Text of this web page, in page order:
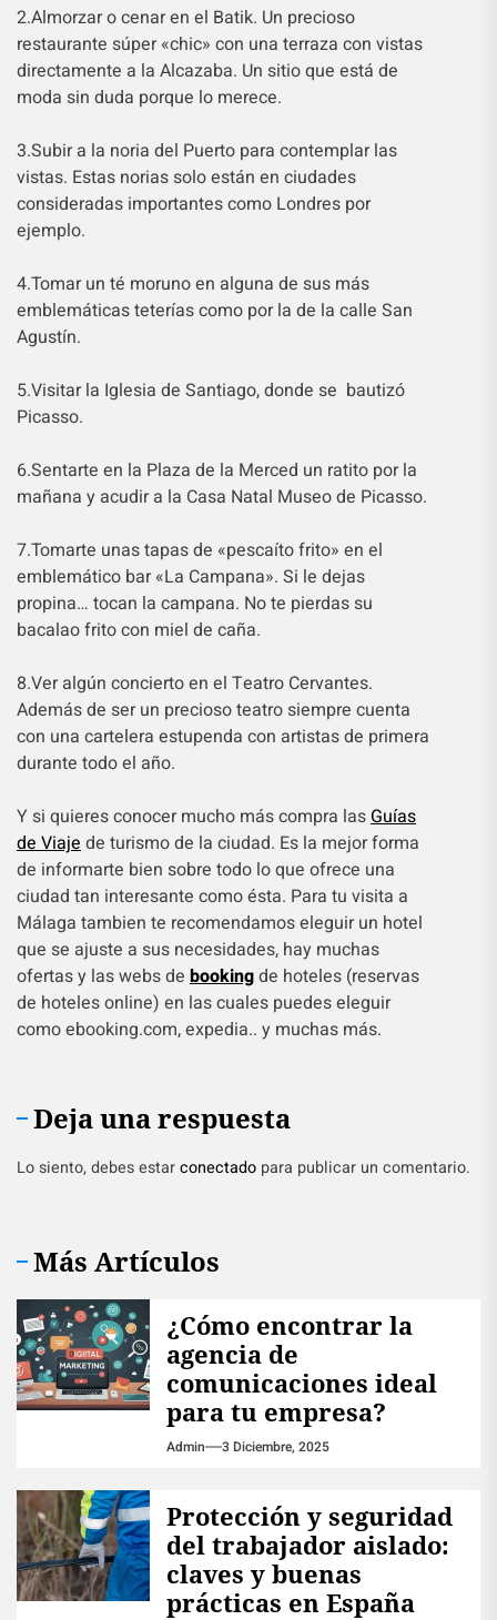
2.Almorzar o cenar en el Batik. Un precioso
restaurante súper «chic» con una terraza con vistas
directamente a la Alcazaba. Un sitio que está de
moda sin duda porque lo merece.
3.Subir a la noria del Puerto para contemplar las
vistas. Estas norias solo están en ciudades
consideradas importantes como Londres por
ejemplo.
4.Tomar un té moruno en alguna de sus más
emblemáticas teterías como por la de la calle San
Agustín.
5.Visitar la Iglesia de Santiago, donde se bautizó
Picasso.
6.Sentarte en la Plaza de la Merced un ratito por la
mañana y acudir a la Casa Natal Museo de Picasso.
7.Tomarte unas tapas de «pescaíto frito» en el
emblemático bar «La Campana». Si le dejas
propina… tocan la campana. No te pierdas su
bacalao frito con miel de caña.
8.Ver algún concierto en el Teatro Cervantes.
Además de ser un precioso teatro siempre cuenta
con una cartelera estupenda con artistas de primera
durante todo el año.
Y si quieres conocer mucho más compra lasGuías
de Viajede turismo de la ciudad. Es la mejor forma
de informarte bien sobre todo lo que ofrece una
ciudad tan interesante como ésta. Para tu visita a
Málaga tambien te recomendamos eleguir un hotel
que se ajuste a sus necesidades, hay muchas
ofertas y las webs de bookingde hoteles (reservas
de hoteles online) en las cuales puedes eleguir
como ebooking.com, expedia.. y muchas más.
Deja una respuesta
Lo siento, debes estarconectado para publicar un comentario.
Más Artículos
¿Cómo encontrar la
agencia de
comunicaciones ideal
para tu empresa?
Admin 3 Diciembre, 2025
Protección y seguridad
del trabajador aislado:
claves y buenas
prácticas en España